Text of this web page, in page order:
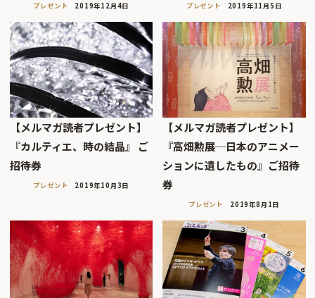
プレゼント 2019年12月4日 プレゼント 2019年11月5日
【メルマガ読者プレゼント】
『カルティエ、時の結晶』 ご
招待券
プレゼント 2019年10月3日
【メルマガ読者プレゼント】
『高畑勲展─日本のアニメー
ションに遺したもの』ご招待
券
プレゼント 2019年8月1日